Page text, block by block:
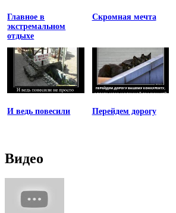
Главное в
экстремальном
отдыхе
Скромная мечта
И ведь повесили Перейдем дорогу
Видео